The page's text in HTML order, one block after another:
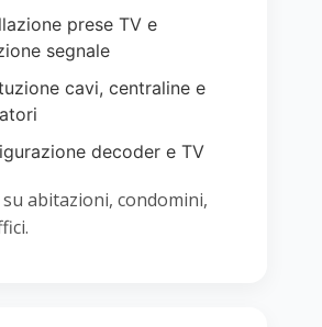
prese TV e
segnale
cavi, centraline e
decoder e TV
abitazioni, condomini,